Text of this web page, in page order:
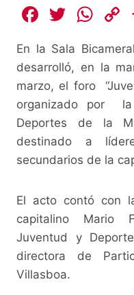
F
c
e
b
o
o
k
T
itt
er
W
at
s
A
p
p
Li
k
En la Sala
desarrolló, en la
marzo, el foro
organizado por
Deportes de la
destinado a
secundarios de la
El acto contó con
capitalino Mario
Juventud y
directora de
Villasboa.